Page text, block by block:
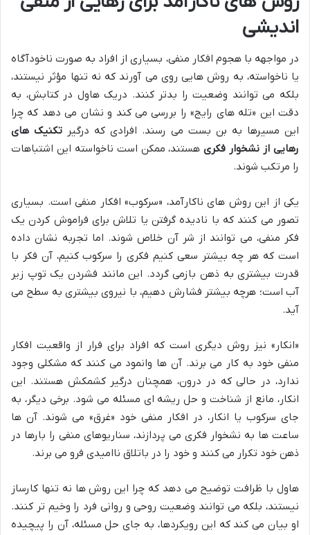
اندیشی
در مواجهه با هجوم افکار منفی، بسیاری از افراد به صورت ناخودآگاه
یا ناخواسته، به روش هایی روی می آورند که نه تنها مؤثر نیستند،
بلکه می توانند وضعیت را بدتر کنند. دریک هاول در کتابش، به
دقت این «تله های رایج» را بررسی می کند و نشان می دهد که چرا
این مسیرها به بن بست می رسند. افرادی که درگیر تکنیک های
رهایی از نشخوار فکریهستند، ممکن است ناخواسته این اشتباهات
را مرتکب شوند.
یکی از این روش های ناکارآمد، «سرکوب» افکار منفی است. بسیاری
تصور می کنند که با نادیده گرفتن یا تلاش برای فراموش کردن یک
فکر منفی، می توانند از شر آن خلاص شوند. اما تجربه نشان داده
است که هر چه بیشتر سعی کنیم فکری را سرکوب کنیم، آن فکر با
قدرت بیشتری به ذهن بازمی گردد. این مانند فشردن یک توپ زیر
آب است؛ هرچه بیشتر فشارش دهیم، با نیروی بیشتری به سطح می
آید.
«انکار» نیز روش دیگری است که افراد برای فرار از واقعیت افکار
منفی خود به کار می برند. آن ها وانمود می کنند که مشکلی وجود
ندارد، در حالی که در درون، همچنان درگیر کشمکش هستند. این
انکار، مانع از شناخت و حل ریشه ای مسئله می شود. برخی دیگر، به
جای سرکوب یا انکار، در افکار منفی خود «غرق» می شوند. آن ها
ساعت ها به نشخوار فکری می پردازند، سناریوهای منفی را بارها در
ذهن خود تکرار می کنند و خود را در باتلاق ناامیدی فرو می برند.
هاول با ظرافت توضیح می دهد که چرا این روش ها نه تنها کارساز
نیستند، بلکه می توانند وضعیت روحی و روانی فرد را وخیم تر کنند.
او بیان می کند که این رویکردها، به جای حل مسئله، آن را پیچیده